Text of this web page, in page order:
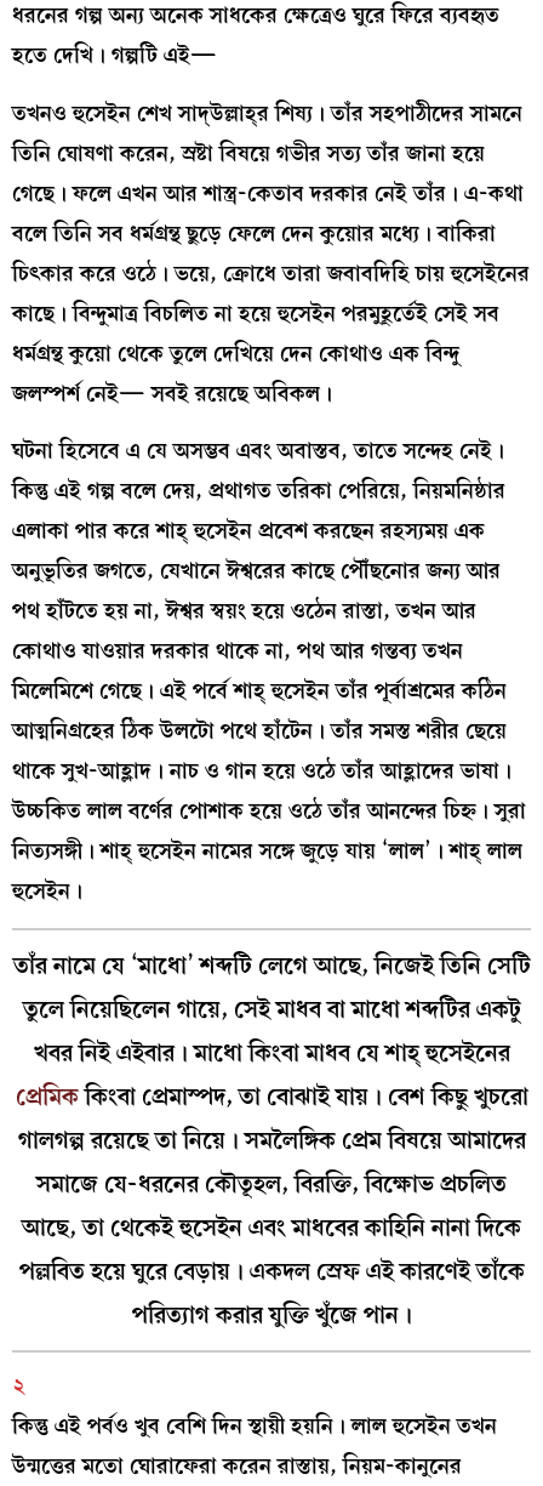
ধরনের গল্প অন্য অনেক সাধকের ক্ষেত্রেও ঘুরে ফিরে ব্যবহৃত
হতে দেখি। গল্পটি এই—
তখনও হুসেইন শেখ সাদ্‌উল্লাহ্‌র শিষ্য। তাঁর সহপাঠীদের সামনে
তিনি ঘোষণা করেন, স্রষ্টা বিষয়ে গভীর সত্য তাঁর জানা হয়ে
গেছে। ফলে এখন আর শাস্ত্র-কেতাব দরকার নেই তাঁর। এ-কথা
বলে তিনি সব ধর্মগ্রন্থ ছুড়ে ফেলে দেন কুয়োর মধ্যে। বাকিরা
চিৎকার করে ওঠে। ভয়ে, ক্রোধে তারা জবাবদিহি চায় হুসেইনের
কাছে। বিন্দুমাত্র বিচলিত না হয়ে হুসেইন পরমুহূর্তেই সেই সব
ধর্মগ্রন্থ কুয়ো থেকে তুলে দেখিয়ে দেন কোথাও এক বিন্দু
জলস্পর্শ নেই— সবই রয়েছে অবিকল।
ঘটনা হিসেবে এ যে অসম্ভব এবং অবাস্তব, তাতে সন্দেহ নেই।
কিন্তু এই গল্প বলে দেয়, প্রথাগত তরিকা পেরিয়ে, নিয়মনিষ্ঠার
এলাকা পার করে শাহ্‌ হুসেইন প্রবেশ করছেন রহস্যময় এক
অনুভূতির জগতে, যেখানে ঈশ্বরের কাছে পৌঁছনোর জন্য আর
পথ হাঁটতে হয় না, ঈশ্বর স্বয়ং হয়ে ওঠেন রাস্তা, তখন আর
কোথাও যাওয়ার দরকার থাকে না, পথ আর গন্তব্য তখন
মিলেমিশে গেছে। এই পর্বে শাহ্‌ হুসেইন তাঁর পূর্বাশ্রমের কঠিন
আত্মনিগ্রহের ঠিক উলটো পথে হাঁটেন। তাঁর সমস্ত শরীর ছেয়ে
থাকে সুখ-আহ্লাদ। নাচ ও গান হয়ে ওঠে তাঁর আহ্লাদের ভাষা।
উচ্চকিত লাল বর্ণের পোশাক হয়ে ওঠে তাঁর আনন্দের চিহ্ন। সুরা
নিত্যসঙ্গী। শাহ্‌ হুসেইন নামের সঙ্গে জুড়ে যায় ‘লাল’। শাহ্‌ লাল
হুসেইন।
তাঁর নামে যে ‘মাধো’ শব্দটি লেগে আছে, নিজেই তিনি সেটি
তুলে নিয়েছিলেন গায়ে, সেই মাধব বা মাধো শব্দটির একটু
খবর নিই এইবার। মাধো কিংবা মাধব যে শাহ্‌ হুসেইনের
প্রেমিককিংবা প্রেমাস্পদ, তা বোঝাই যায়। বেশ কিছু খুচরো
গালগল্প রয়েছে তা নিয়ে। সমলৈঙ্গিক প্রেম বিষয়ে আমাদের
সমাজে যে-ধরনের কৌতূহল, বিরক্তি, বিক্ষোভ প্রচলিত
আছে, তা থেকেই হুসেইন এবং মাধবের কাহিনি নানা দিকে
পল্লবিত হয়ে ঘুরে বেড়ায়। একদল স্রেফ এই কারণেই তাঁকে
পরিত্যাগ করার যুক্তি খুঁজে পান।
২
কিন্তু এই পর্বও খুব বেশি দিন স্থায়ী হয়নি। লাল হুসেইন তখন
উন্মত্তের মতো ঘোরাফেরা করেন রাস্তায়, নিয়ম-কানুনের